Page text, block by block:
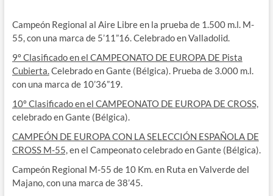
Campeón Regional al Aire Libre en la prueba de 1.500 m.l. M-
55, con una marca de 5’11”16. Celebrado en Valladolid.
9º Clasificado en el CAMPEONATO DE EUROPA DE Pista
Cubierta.Celebrado en Gante (Bélgica). Prueba de 3.000 m.l.
con una marca de 10’36”19.
10º Clasificado en el CAMPEONATO DE EUROPA DE CROSS,
celebrado en Gante (Bélgica).
CAMPEÓN DE EUROPA CON LA SELECCIÓN ESPAÑOLA DE
CROSS M-55,en el Campeonato celebrado en Gante (Bélgica).
Campeón Regional M-55 de 10 Km. en Ruta en Valverde del
Majano, con una marca de 38’45.